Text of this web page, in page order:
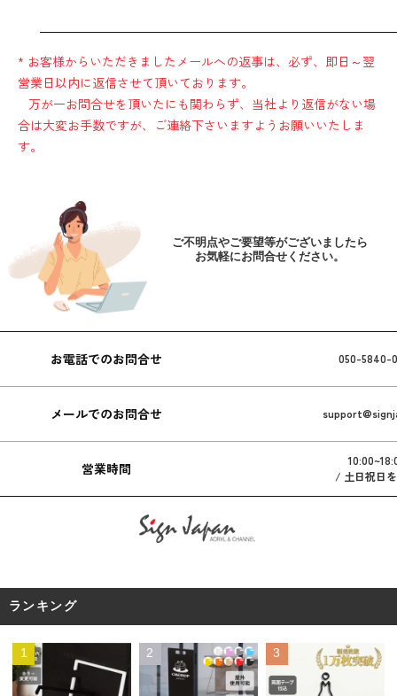
* お客様からいただきましたメールへの返事は、必ず、即日～翌
営業日以内に返信させて頂いております。
万が一お問合せを頂いたにも関わらず、当社より返信がない場
合は大変お手数ですが、ご連絡下さいますようお願いいたしま
す。
ご不明点やご要望等がございましたら
お気軽にお問合せください。
お電話でのお問合せ 050-5840-
メールでのお問合せ
営業時間
/ 土日祝日
ランキング
1 2 3